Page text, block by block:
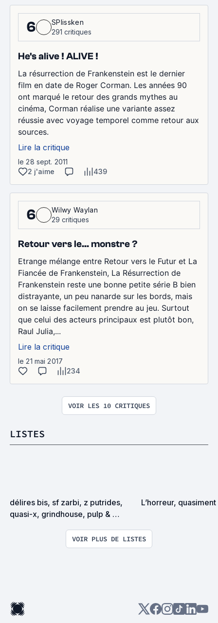
6
SPlissken
291 critiques
He's alive ! ALIVE !
La résurrection de Frankenstein est le dernier
film en date de Roger Corman. Les années 90
ont marqué le retour des grands mythes au
cinéma, Corman réalise une variante assez
réussie avec voyage temporel comme retour aux
sources.
Lire la critique
le 28 sept. 2011
2 j'aime
439
6
Wilwy Waylan
29 critiques
Retour vers le... monstre ?
Etrange mélange entre Retour vers le Futur et La
Fiancée de Frankenstein, La Résurrection de
Frankenstein reste une bonne petite série B bien
distrayante, un peu nanarde sur les bords, mais
on se laisse facilement prendre au jeu. Surtout
que celui des acteurs principaux est plutôt bon,
Raul Julia,...
Lire la critique
le 21 mai 2017
234
VOIR LES 10 CRITIQUES
LISTES
délires bis, sf zarbi, z putrides,
quasi-x, grindhouse, pulp &
L’horreur,
VOIR PLUS DE LISTES